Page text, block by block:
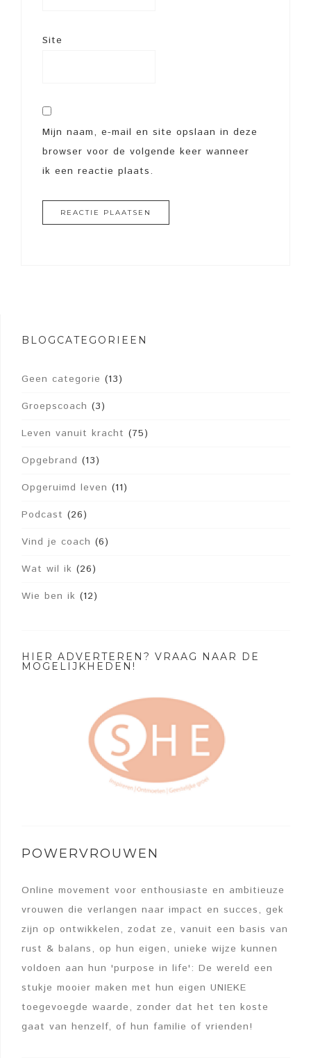
Site
Mijn naam, e-mail en site opslaan in deze
browser voor de volgende keer wanneer
ik een reactie plaats.
BLOGCATEGORIEËN
Geen categorie (13)
Groepscoach (3)
Leven vanuit kracht (75)
Opgebrand (13)
Opgeruimd leven (11)
Podcast (26)
Vind je coach (6)
Wat wil ik (26)
Wie ben ik (12)
HIER ADVERTEREN? VRAAG NAAR DE
MOGELIJKHEDEN!
POWERVROUWEN
Online movement voor enthousiaste en ambitieuze
vrouwen die verlangen naar impact en succes, gek
zijn op ontwikkelen, zodat ze, vanuit een basis van
rust & balans, op hun eigen, unieke wijze kunnen
voldoen aan hun 'purpose in life': De wereld een
stukje mooier maken met hun eigen UNIEKE
toegevoegde waarde, zonder dat het ten koste
gaat van henzelf, of hun familie of vrienden!